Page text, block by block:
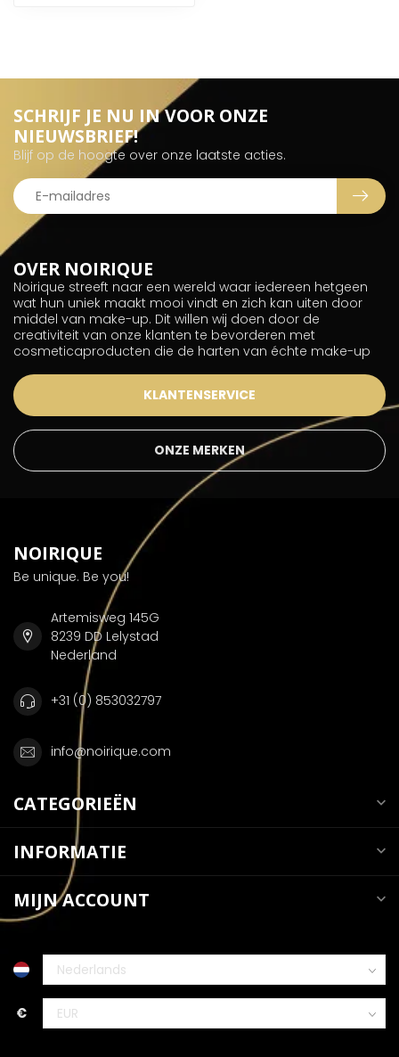
OVER NOIRIQUE
Noirique streeft naar een wereld waar iedereen hetgeen
wat hun uniek maakt mooi vindt en zich kan uiten door
middel van make-up. Dit willen wij doen door de
creativiteit van onze klanten te bevorderen met
cosmeticaproducten die de harten van échte make-up
KLANTENSERVICE
ONZE MERKEN
SCHRIJF JE NU IN VOOR ONZE
NIEUWSBRIEF!
Blijf op de hoogte over onze laatste acties.
NOIRIQUE
Be unique. Be you!
Artemisweg 145G
8239 DD Lelystad
Nederland
+31 (0) 853032797
info@noirique.com
CATEGORIEËN
INFORMATIE
MIJN ACCOUNT
€